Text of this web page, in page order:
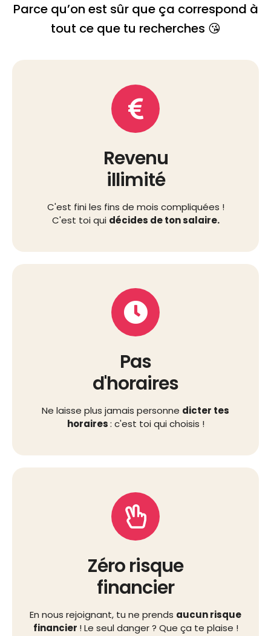
Parce qu’on est sûr que ça correspond à
tout ce que tu recherches 😘
Revenu
illimité
C'est fini les fins de mois compliquées !
C'est toi qui décides de ton salaire.
Pas
d'horaires
Ne laisse plus jamais personne dicter tes
horaires: c'est toi qui choisis !
Zéro risque
financier
En nous rejoignant, tu ne prends aucun risque
financier ! Le seul danger ? Que ça te plaise !